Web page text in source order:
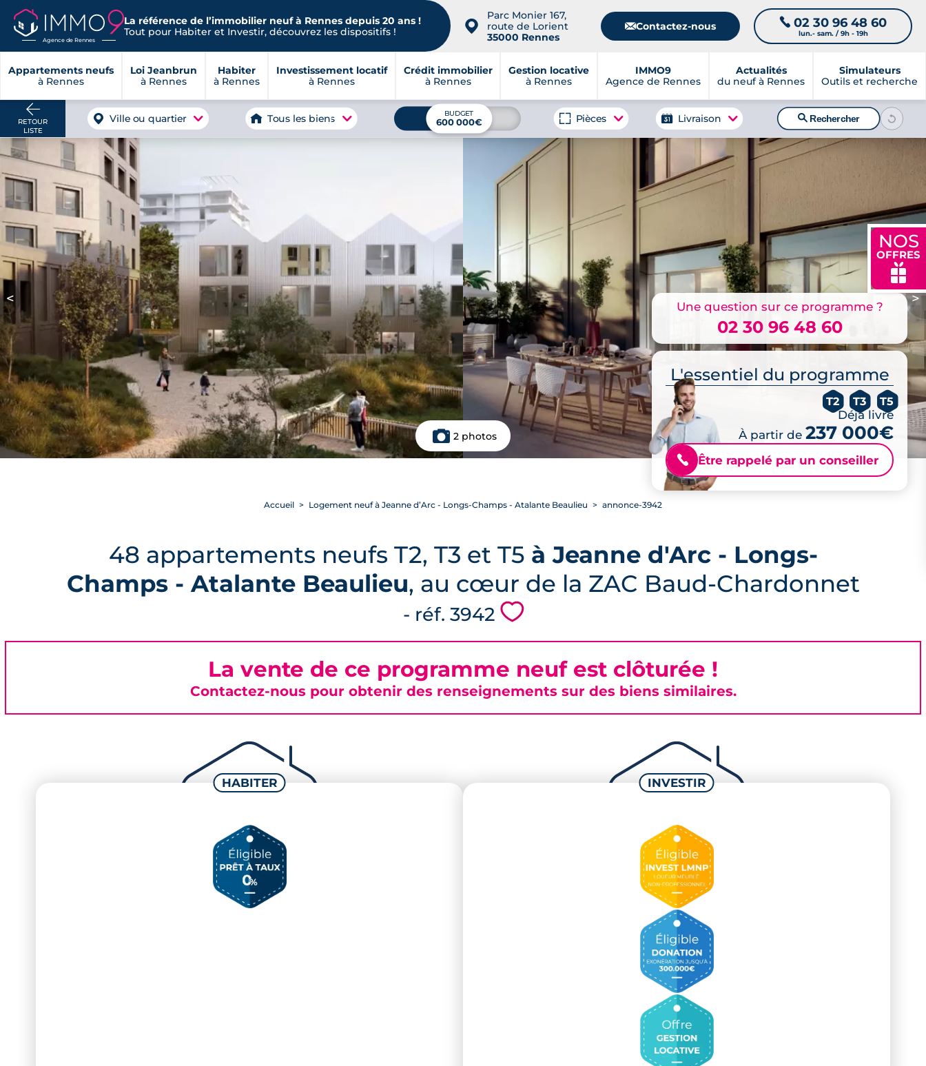
Agence de Rennes
La référence de l’immobilier neuf à Rennes depuis 20 ans !
Tout pour Habiter et Investir, découvrez les dispositifs !
📍
Parc Monier 167,
route de Lorient
35000 Rennes
📧Contactez-nous 📞 02 30 96 48 60
lun.- sam. / 9h - 19h
Appartements neufs
à Rennes
Loi Jeanbrun
à Rennes
Habiter
à Rennes
Investissement locatif
à Rennes
Crédit immobilier
à Rennes
Gestion locative
à Rennes
IMMO9
Agence de Rennes
Actualités
du neuf à Rennes
Simulateurs
Outils et recherche
NOS
OFFRES
🎁
RETOUR
LISTE
Ville ou quartier Tous les biens BUDGET
600 000€ Pièces Livraison 🔍Rechercher
< >
2 photos
Une question sur ce programme ?
02 30 96 48 60
L'essentiel du programme
T2 T3 T5
Déjà livré
À partir de 237 000€
📞 Être rappelé par un conseiller
Accueil Logement neuf à Jeanne d’Arc - Longs-Champs - Atalante Beaulieu annonce-3942
48 appartements neufs T2, T3 et T5 à Jeanne d'Arc - Longs-
Champs - Atalante Beaulieu, au cœur de la ZAC Baud-Chardonnet
- réf. 3942 💗
La vente de ce programme neuf est clôturée !
Contactez-nous pour obtenir des renseignements sur des biens similaires.